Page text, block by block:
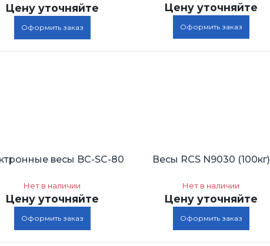
Цену уточняйте
Оформить заказ
Цену уточняйте
Оформить заказ
весы BC-SC-80
Нет в наличии
Цену уточняйте
Оформить заказ
Весы RСS N9030 (100кг)
Нет в наличии
Цену уточняйте
Оформить заказ